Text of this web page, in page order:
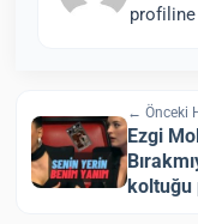
profiline
← Önceki
Ezgi
koltuğu